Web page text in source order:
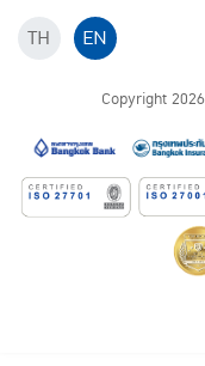
TH EN
Copyright 2026